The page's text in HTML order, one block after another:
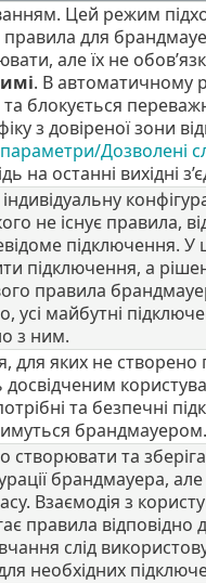
Цей режим
для
але їх не
. В автоматичному
блокується
з довіреної зони
параметри/Дозволені
на останні вихідні
не існує правила,
підключення. У
підключення, а
правила
усі майбутні
з ним.
для яких не
та безпечні
брандмауером.
створювати та
брандмауера,
Взаємодія з
правила
слід
необхідних